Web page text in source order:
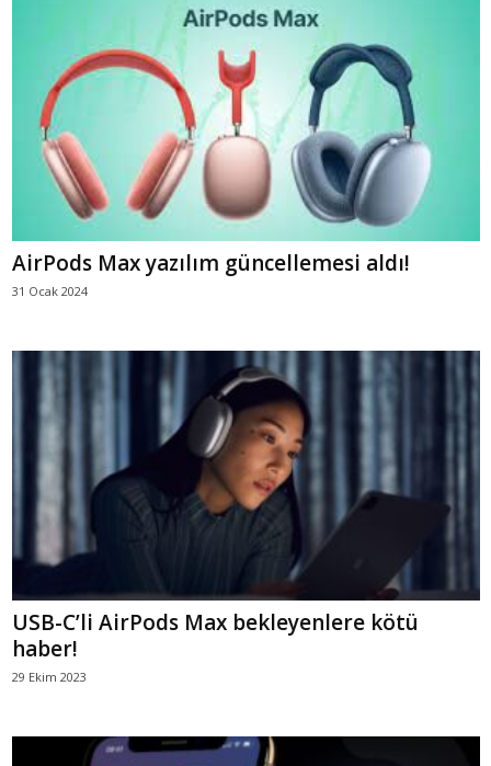
AirPods Max yazılım güncellemesi aldı!
31 Ocak 2024
USB-C’li AirPods Max bekleyenlere kötü
haber!
29 Ekim 2023